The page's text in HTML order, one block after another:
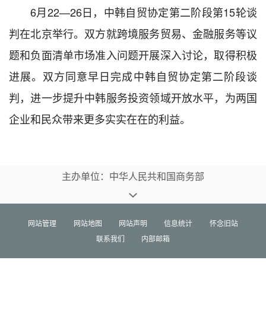
6月22—26日，中韩自贸协定第二阶段第15轮谈
判在北京举行。双方就跨境服务贸易、金融服务等议
题和负面清单市场准入问题开展深入讨论，取得积极
进展。双方同意早日完成中韩自贸协定第二阶段谈
判，进一步提升中韩服务投资领域开放水平，为两国
企业和民众带来更多实实在在的利益。
主办单位：中华人民共和国商务部
网站管理 网站地图 网站声明 信息统计
怀念旧站
联系我们
内部邮箱